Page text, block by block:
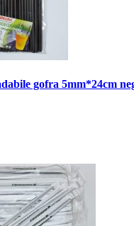
gofra 5mm*24cm